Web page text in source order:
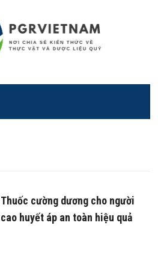
Thuốc cường dương cho người
cao huyết áp an toàn hiệu quả